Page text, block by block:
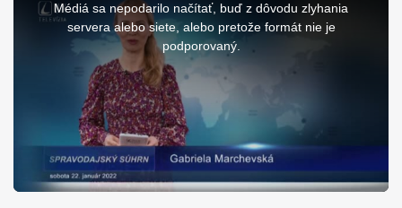
window.
Médiá sa nepodarilo načítať, buď z dôvodu zlyhania
servera alebo siete, alebo pretože formát nie je
podporovaný.